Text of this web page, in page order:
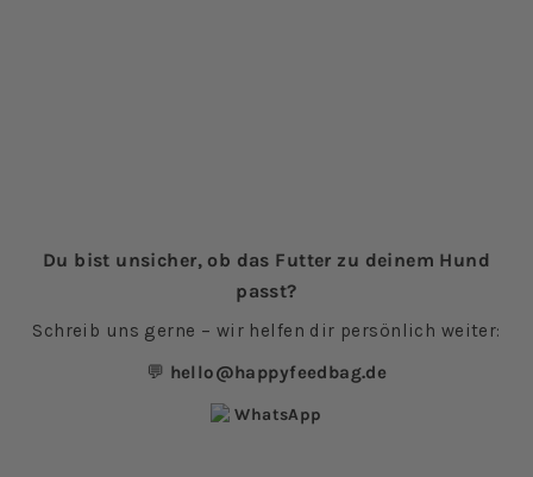
Du bist unsicher, ob das Futter zu deinem Hund
passt?
Schreib uns gerne – wir helfen dir persönlich weiter:
💬 hello@happyfeedbag.de
WhatsApp